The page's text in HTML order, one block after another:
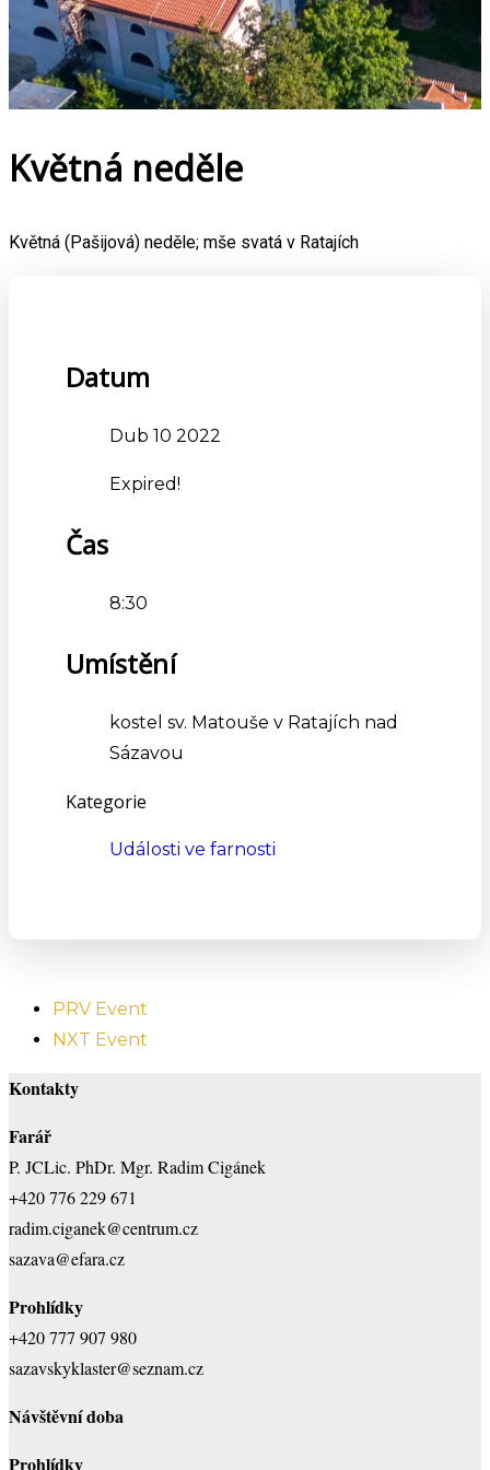
Květná neděle
Květná (Pašijová) neděle; mše svatá v Ratajích
Datum
Dub 10 2022
Expired!
Čas
8:30
Umístění
kostel sv. Matouše v Ratajích nad
Sázavou
Kategorie
Události ve farnosti
PRV Event
NXT Event
Kontakty
Farář
P. JCLic. PhDr. Mgr. Radim Cigánek
+420 776 229 671
radim.ciganek@centrum.cz
sazava@efara.cz
Prohlídky
+420 777 907 980
sazavskyklaster@seznam.cz
Návštěvní doba
Prohlídky